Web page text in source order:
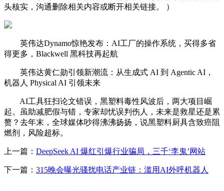
头核实，沟通删除相关内容或断开相关链接。 ）
英伟达Dynamo惊艳发布：AI工厂的操作系统，买得多省
得更多，Blackwell 黑科技再起航
英伟达黄仁勋引领新潮流：从生成式 AI 到 Agentic AI，
机器人 Physical AI 引领未来
AI工具狂扫论文错误，黑塑料毒性风波后，两大项目崛
起。虽助减肥假与错，专家却忧误判伤人，未来是救星还是累
赘？去年末，全球媒体吵得沸沸扬扬，说黑塑料厨具含致癌阻
燃剂，风险超标。
上一篇： DeepSeek AI 爆红引爆行业骗局，三千‘李鬼’网站
下一篇： 315晚会曝光骚扰电话产业链：滥用AI外呼机器人